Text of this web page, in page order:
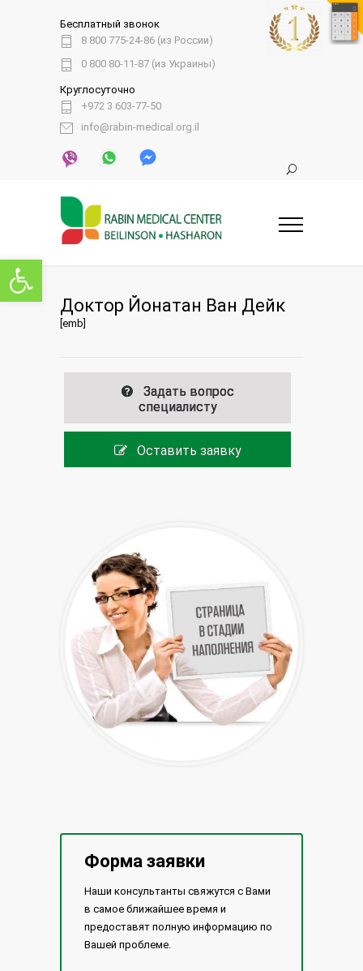
Открыть панель инструментов
Бесплатный звонок
8 800 775-24-86 (из России)
0 800 80-11-87 (из Украины)
Круглосуточно
+972 3 603-77-50
info@rabin-medical.org.il
Доктор Йонатан Ван Дейк
[emb]
Задать вопрос
специалисту
Оставить заявку
Форма заявки
Наши консультанты свяжутся с Вами
в самое ближайшее время и
предоставят полную информацию по
Вашей проблеме.